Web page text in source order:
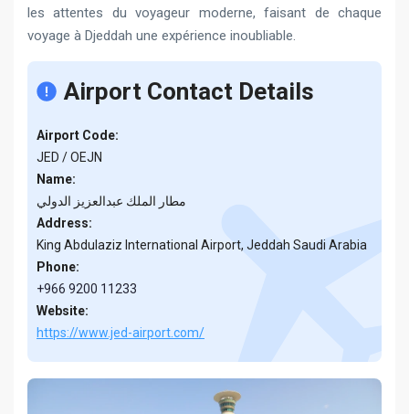
les attentes du voyageur moderne, faisant de chaque
voyage à Djeddah une expérience inoubliable.
Airport Contact Details
Airport Code:
JED / OEJN
Name:
مطار الملك عبدالعزيز الدولي
Address:
King Abdulaziz International Airport, Jeddah Saudi Arabia
Phone:
+966 9200 11233
Website:
https://www.jed-airport.com/